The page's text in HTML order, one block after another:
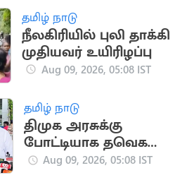
வீடியோ
தமிழ் நாடு
நீலகிரியில் புலி தாக்கி
முதியவர் உயிரிழப்பு
Aug 09, 2026, 05:08 IST
தமிழ் நாடு
திமுக அரசுக்கு
போட்டியாக தவெக
அரசும்.. - அன்புமணி
Aug 09, 2026, 05:08 IST